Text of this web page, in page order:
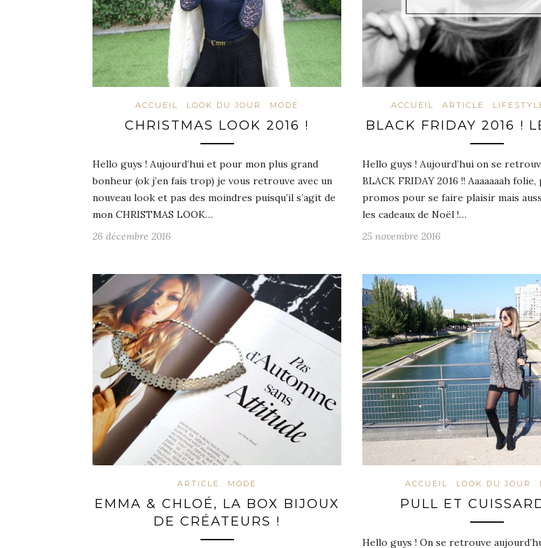
ACCUEIL LOOK DU JOUR MODE
CHRISTMAS LOOK 2016 !
Hello guys ! Aujourd’hui et pour mon plus grand
bonheur (ok j’en fais trop) je vous retrouve avec un
nouveau look et pas des moindres puisqu’il s’agit de
mon CHRISTMAS LOOK…
26 décembre 2016
ACCUEIL ARTICLE
BLACK FRIDAY 2016 !
Hello guys ! Aujourd’hui on se
BLACK FRIDAY 2016 !! Aaaaaaah
promos pour se faire plaisir mais
les cadeaux de Noël !…
25 novembre 2016
ARTICLE MODE
EMMA & CHLOÉ, LA BOX BIJOUX
DE CRÉATEURS !
ACCUEIL LOOK DU JOUR
PULL ET
Hello guys ! On se retrouve